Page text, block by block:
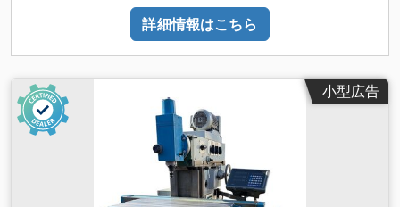
コピー：サイクル群のコピー ミラー：ミラー反転 回転：軸回
転 繰り返し：サイクル群の繰り返し Gコードエディタ クリッ
詳細情報はこちら
小型広告